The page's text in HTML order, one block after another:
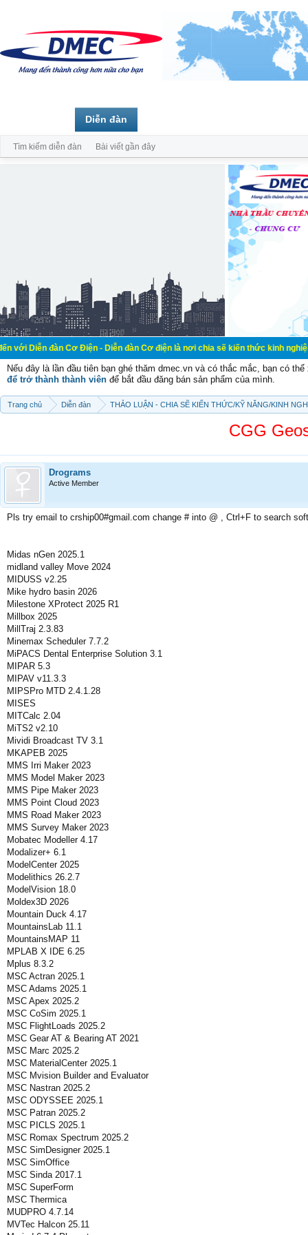
Cơ Điện - Diễn đàn Cơ điện là nơi chia sẽ kiến thức kinh nghiệm trong
Nếu đây là lần đầu tiên bạn ghé thăm dmec.vn và có thắc mắc, bạn có
để trở thành thành viên để bắt đầu đăng bán sản phẩm của mình.
Trang chủ Diễn đàn THẢO LUẬN - CHIA SẼ KIẾN THỨC/KỸ NĂNG/KINH
CGG
Drograms
Active Member
Pls try email to crship00#gmail.com change # into @ , Ctrl+F to search
Midas nGen 2025.1
midland valley Move 2024
MIDUSS v2.25
Mike hydro basin 2026
Milestone XProtect 2025 R1
Millbox 2025
MillTraj 2.3.83
Minemax Scheduler 7.7.2
MiPACS Dental Enterprise Solution 3.1
MIPAR 5.3
MIPAV v11.3.3
MIPSPro MTD 2.4.1.28
MISES
MITCalc 2.04
MiTS2 v2.10
Mividi Broadcast TV 3.1
MKAPEB 2025
MMS Irri Maker 2023
MMS Model Maker 2023
MMS Pipe Maker 2023
MMS Point Cloud 2023
MMS Road Maker 2023
MMS Survey Maker 2023
Mobatec Modeller 4.17
Modalizer+ 6.1
ModelCenter 2025
Modelithics 26.2.7
ModelVision 18.0
Moldex3D 2026
Mountain Duck 4.17
MountainsLab 11.1
MountainsMAP 11
MPLAB X IDE 6.25
Mplus 8.3.2
MSC Actran 2025.1
MSC Adams 2025.1
MSC Apex 2025.2
MSC CoSim 2025.1
MSC FlightLoads 2025.2
MSC Gear AT & Bearing AT 2021
MSC Marc 2025.2
MSC MaterialCenter 2025.1
MSC Mvision Builder and Evaluator
MSC Nastran 2025.2
MSC ODYSSEE 2025.1
MSC Patran 2025.2
MSC PICLS 2025.1
MSC Romax Spectrum 2025.2
MSC SimDesigner 2025.1
MSC SimOffice
MSC Sinda 2017.1
MSC SuperForm
MSC Thermica
MUDPRO 4.7.14
MVTec Halcon 25.11
Diễn đàn
Tìm kiếm diễn đàn Bài viết gần đây